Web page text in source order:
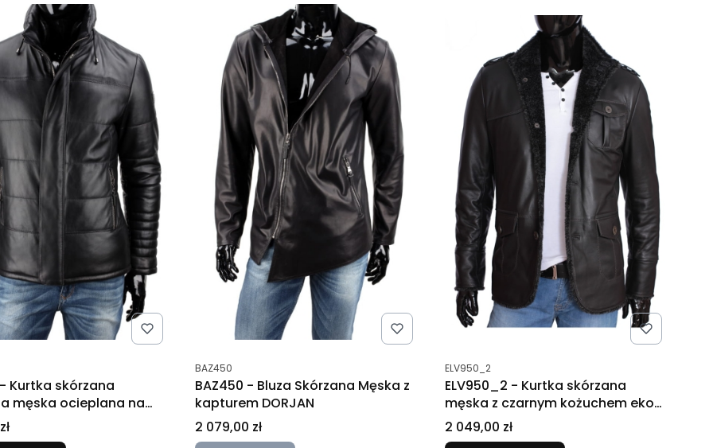
Kurtka skórzana
męska ocieplana na
Kod produktu
BAZ450
BAZ450 - Bluza Skórzana Męska z
kapturem DORJAN
Cena
2 079,00 zł
Kod produktu
ELV950_2
ELV950_2 - Kurtka skórzana
męska z czarnym kożuchem eko
DORJAN
Cena
2 049,00 zł